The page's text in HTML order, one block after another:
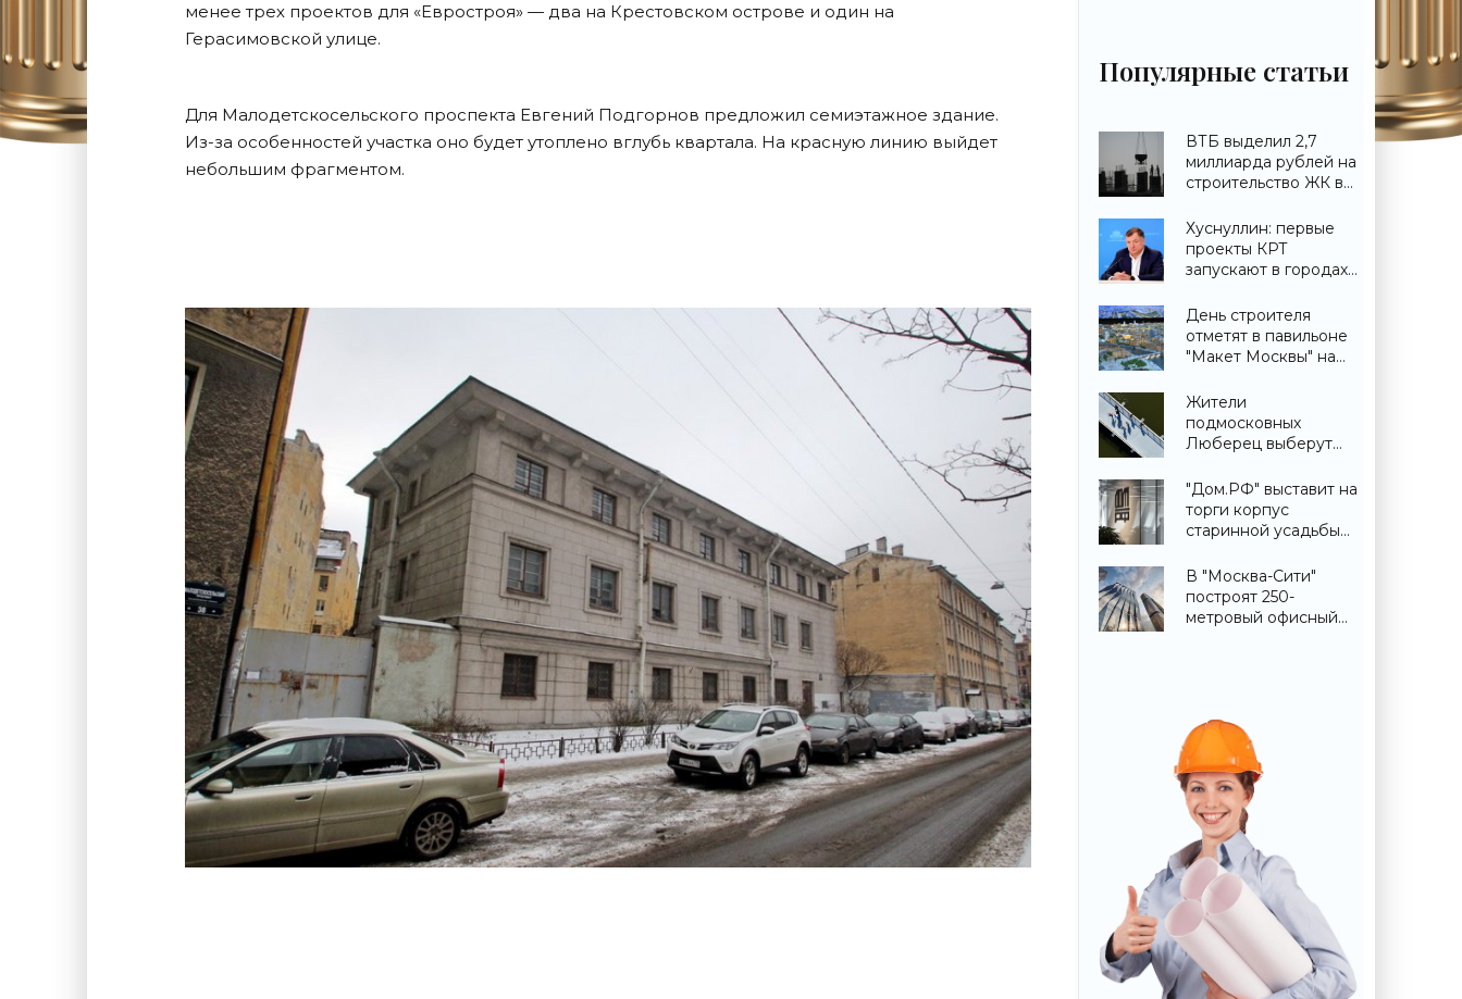
менее трех проектов для «Евростроя» — два на Крестовском острове и один на
Герасимовской улице.
Для Малодетскосельского проспекта Евгений Подгорнов предложил семиэтажное здание.
Из-за особенностей участка оно будет утоплено вглубь квартала. На красную линию выйдет
небольшим фрагментом.
Популярные статьи
ВТБ выделил 2,7
миллиарда рублей на
строительство ЖК в
«Строительство»
Хуснуллин: первые
проекты КРТ
запускают в городах
«Строительство»
День строителя
отметят в павильоне
"Макет Москвы" на
«Строительство»
Жители
подмосковных
Люберец выберут
мосту через реку
Македонку -
«Строительство»
"Дом.РФ" выставит на
торги корпус
старинной усадьбы
Подмосковье -
«Строительство»
В "Москва-Сити"
построят 250-
метровый офисный